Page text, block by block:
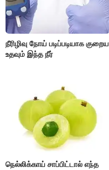
நீரிழிவு நோய் படிப்படியாக குறைய
உதவும் இந்த நீர்
நெல்லிக்காய் சாப்பிட்டால் எந்த